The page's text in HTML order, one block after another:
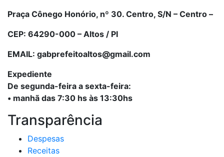
Praça Cônego Honório, nº 30. Centro, S/N – Centro –
CEP: 64290-000 – Altos / PI
EMAIL: gabprefeitoaltos@gmail.com
Expediente
De segunda-feira a sexta-feira:
• manhã das 7:30 hs às 13:30hs
Transparência
Despesas
Receitas